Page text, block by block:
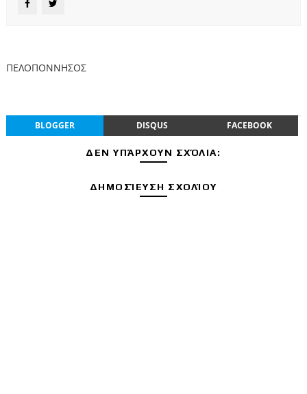
ΠΕΛΟΠΟΝΝΗΣΟΣ
BLOGGER DISQUS FACEBOOK
ΔΕΝ ΥΠΆΡΧΟΥΝ ΣΧΌΛΙΑ:
ΔΗΜΟΣΊΕΥΣΗ ΣΧΟΛΊΟΥ